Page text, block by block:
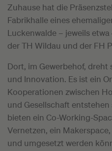
Zuhause hat die
Fabrikhalle eines
Luckenwalde – jeweils
der TH Wildau und der FH
Dort, im Gewerbehof, dreht
und Innovation. Es ist ein
Kooperationen zwischen
und Gesellschaft
bieten ein Co-Working-
Vernetzen, ein
und umgesetzt werden